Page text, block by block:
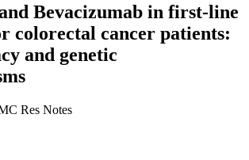
Bevacizumab in first-line
colorectal cancer patients:
and genetic
Res Notes